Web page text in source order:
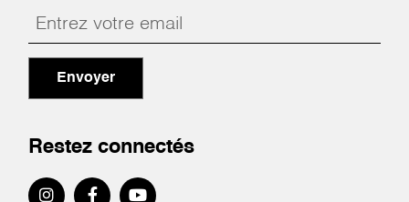
Envoyer
Restez connectés